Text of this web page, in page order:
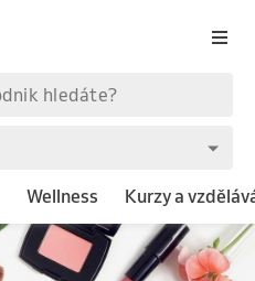
Wellness Kurzy a